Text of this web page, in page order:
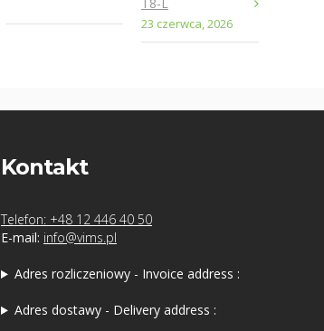
23 czerwca, 2026
Kontakt
Telefon: +48 12 446 40 50
E-mail: info@vims.pl
Adres rozliczeniowy - Invoice address :
Adres dostawy - Delivery address :